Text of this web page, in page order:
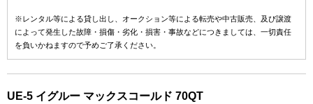
※レンタル等による貸し出し、オークション等による転売や中古販売、及び譲渡
によって発生した故障・損傷・劣化・損害・事故などにつきましては、一切責任
を負いかねますので予めご了承ください。
UE-5 イグルー マックスコールド 70QT